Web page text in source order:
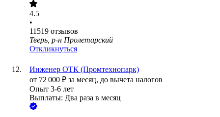
4.5
•
11519 отзывов
Тверь, р-н Пролетарский
Откликнуться
Инженер ОТК (Промтехнопарк)
от 72 000 ₽ за месяц, до вычета налогов
Опыт 3-6 лет
Выплаты: Два раза в месяц